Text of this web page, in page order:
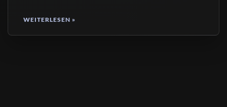
WEITERLESEN »